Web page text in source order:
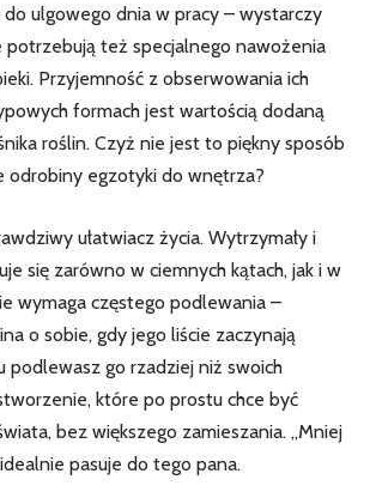
ulgowego dnia w pracy – wystarczy
potrzebują też specjalnego ⁢nawożenia
Przyjemność z obserwowania ich
formach jest wartością⁤ dodaną
roślin. Czyż nie jest ​to‌ piękny ⁤sposób
odrobiny egzotyki ⁤do wnętrza?
ułatwiacz życia. Wytrzymały i
się zarówno w ciemnych kątach, jak i w
wymaga częstego podlewania –
o sobie,⁣ gdy‌ jego liście‌ zaczynają
podlewasz go rzadziej niż swoich
które po prostu chce być
bez większego zamieszania. „Mniej
pasuje do tego pana.